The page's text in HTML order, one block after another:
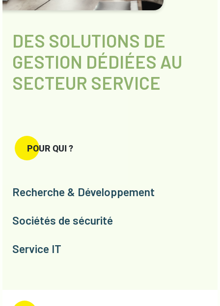
DES SOLUTIONS DE
GESTION DÉDIÉES AU
SECTEUR SERVICE
POUR QUI ?
Recherche & Développement
Sociétés de sécurité
Service IT